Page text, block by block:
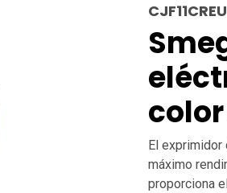
CJF11CREU
El
máximo
proporciona